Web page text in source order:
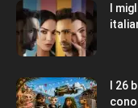
I
I 26